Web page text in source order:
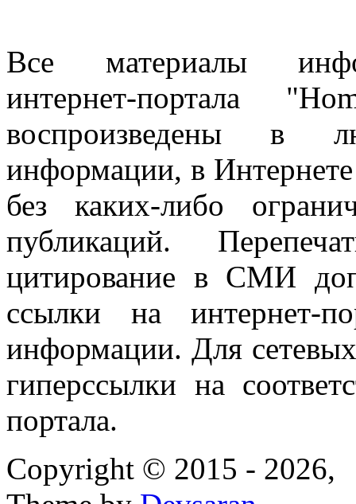
Все материалы
интернет-портала
воспроизведены в
информации, в
без каких-либо
публикаций.
цитирование в СМИ
ссылки на интернет-
информации. Для
гиперссылки на
портала.
Copyright © 2015 - 2026,